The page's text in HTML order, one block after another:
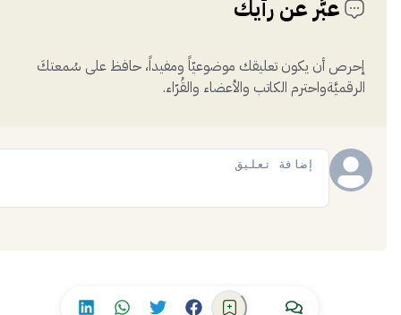
عبَّر عن رأيك
إحرص أن يكون تعليقك موضوعيّاً ومفيداً، حافظ على سُمعتكَ
الرقميَّةواحترم الكاتب والأعضاء والقُرّاء.